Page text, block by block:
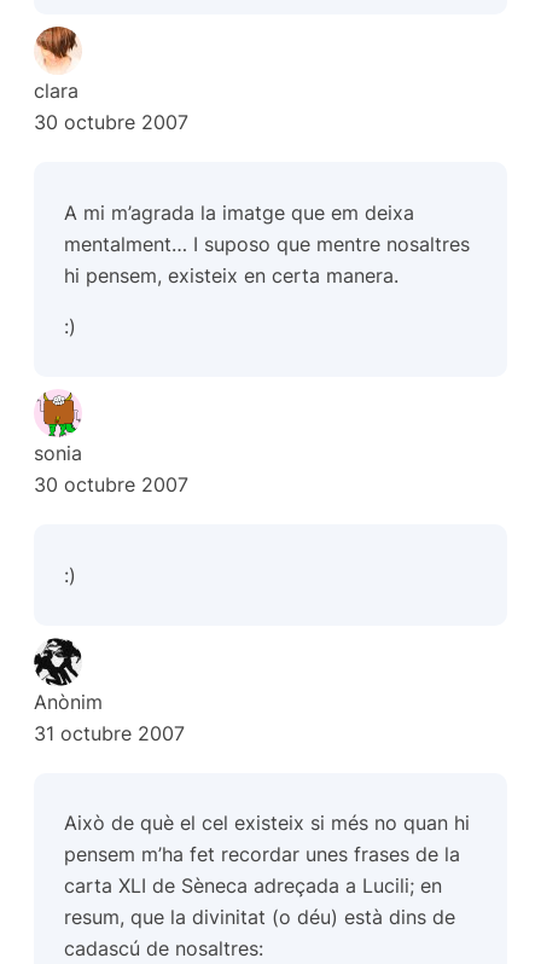
clara
30 octubre 2007
A mi m’agrada la imatge que em deixa
mentalment… I suposo que mentre nosaltres
hi pensem, existeix en certa manera.
:)
sonia
30 octubre 2007
:)
Anònim
31 octubre 2007
Això de què el cel existeix si més no quan hi
pensem m’ha fet recordar unes frases de la
carta XLI de Sèneca adreçada a Lucili; en
resum, que la divinitat (o déu) està dins de
cadascú de nosaltres: